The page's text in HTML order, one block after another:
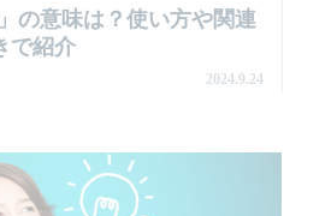
の意味は？使い方や関連
で紹介
2024.9.24